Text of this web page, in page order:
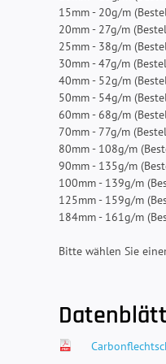
15mm - 20g/m
20mm - 27g/m
25mm - 38g/m
30mm - 47g/m
40mm - 52g/m
50mm - 54g/m
60mm - 68g/m
70mm - 77g/m
80mm - 108g/m
90mm - 135g/m
100mm - 139g/m
125mm - 159g/m
184mm - 161g/m
Bitte wählen Sie